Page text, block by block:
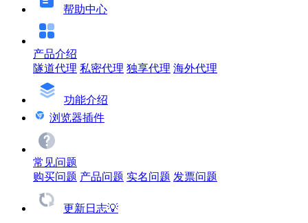
帮助中心
产品介绍
隧道代理 私密代理 独享代理 海外代理
功能介绍
浏览器插件
常见问题
购买问题 产品问题 实名问题 发票问题
更新日志💡